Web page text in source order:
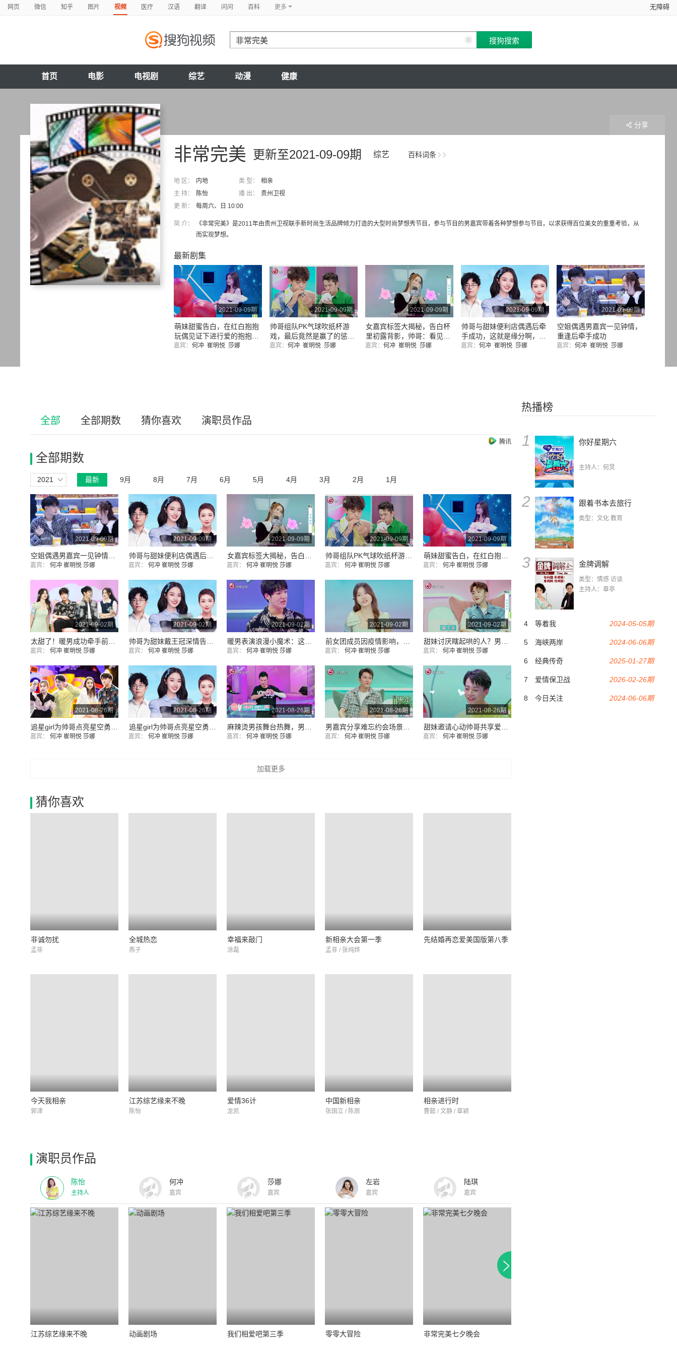
网页 微信 知乎 图片 视频 医疗 汉语 翻译 问问 百科 更多 无障碍
首页 电影 电视剧 综艺 动漫 健康
百科词条
更新至2021-09-09期 综艺
非常完美
地 区： 内地 类 型：
相亲
主 持：
陈怡 播 出：
贵州卫视
更 新：
每周六、日 10:00
简 介：
《非常完美》是2011年由贵州卫视联手新时尚生活品牌倾力打造的大型时尚梦想秀节目，参与节目的男嘉宾带着各种梦想参与节目，以求获得百位美女的重重考验，从
而实现梦想。
分享
最新剧集
2021-09-09期
萌妹甜蜜告白，在红白抱抱
玩偶见证下进行爱的抱抱，
画面好美~
嘉宾： 何冲 崔明悦 莎娜
2021-09-09期
帅哥组队PK气球吹纸杯游
戏，最后竟然是赢了的惩
罚，真不按套路出牌
嘉宾： 何冲 崔明悦 莎娜
2021-09-09期
女嘉宾标签大揭秘，告白杯
里初露背影，帅哥：看见背
影就心动了
嘉宾： 何冲 崔明悦 莎娜
2021-09-09期
帅哥与甜妹便利店偶遇后牵
手成功，这就是缘分啊，太
让人羡慕了
嘉宾： 何冲 崔明悦 莎娜
2021-09-09期
空姐偶遇男嘉宾一见钟情，
重逢后牵手成功
嘉宾： 何冲 崔明悦 莎娜
热播榜
1 你好星期六
主持人：何炅
2 跟着书本去旅行
类型：文化 教育
3 金牌调解
类型：情感 访谈
主持人：章亭
2024-05-05期
4 等着我
2024-06-06期
5 海峡两岸
2025-01-27期
6 经典传奇
2026-02-26期
7 爱情保卫战
2024-06-06期
8 今日关注
全部 全部期数 猜你喜欢 演职员作品
全部期数
腾讯
2021 最新 9月 8月 7月 6月 5月 4月 3月 2月 1月
2021-09-09期
嘉宾： 何冲 崔明悦 莎娜
2021-09-09期
嘉宾： 何冲 崔明悦 莎娜
2021-09-09期
嘉宾： 何冲 崔明悦 莎娜
2021-09-09期
嘉宾： 何冲 崔明悦 莎娜
2021-09-09期
嘉宾： 何冲 崔明悦 莎娜
2021-09-02期
嘉宾： 何冲 崔明悦 莎娜
2021-09-02期
嘉宾： 何冲 崔明悦 莎娜
2021-09-02期
嘉宾： 何冲 崔明悦 莎娜
2021-09-02期
嘉宾： 何冲 崔明悦 莎娜
2021-09-02期
嘉宾： 何冲 崔明悦 莎娜
2021-08-26期
嘉宾： 何冲 崔明悦 莎娜
2021-08-26期
嘉宾： 何冲 崔明悦 莎娜
2021-08-26期
嘉宾： 何冲 崔明悦 莎娜
2021-08-26期
嘉宾： 何冲 崔明悦 莎娜
2021-08-26期
嘉宾： 何冲 崔明悦 莎娜
加载更多
猜你喜欢
非诚勿扰
孟非
全城热恋
燕子
幸福来敲门
涂磊
新相亲大会第一季
孟非 / 张纯烨
先结婚再恋爱美国版第八季
今天我相亲
郭津
江苏综艺缘来不晚
陈怡
爱情36计
龙凯
中国新相亲
张国立 / 陈辰
相亲进行时
曹懿 / 文静 / 章颖
演职员作品
陈怡
主持人
何冲
嘉宾
莎娜
嘉宾
左岩
嘉宾
陆琪
嘉宾
江苏综艺缘来不晚 动画剧场 我们相爱吧第三季 零零大冒险 非常完美七夕晚会